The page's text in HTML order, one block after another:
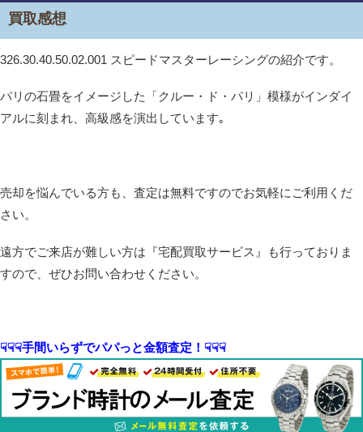
買取感想
326.30.40.50.02.001 スピードマスターレーシングの紹介です。
パリの石畳をイメージした「クルー・ド・パリ」模様がインダイ
アルに刻まれ、高級感を演出しています｡
売却を悩んでいる方も、査定は無料ですのでお気軽にご利用くだ
さい。
遠方でご来店が難しい方は『宅配買取サービス』も行っておりま
すので、ぜひお問い合わせください。
☟☟☟手間いらずでパパっと金額査定！☟☟☟